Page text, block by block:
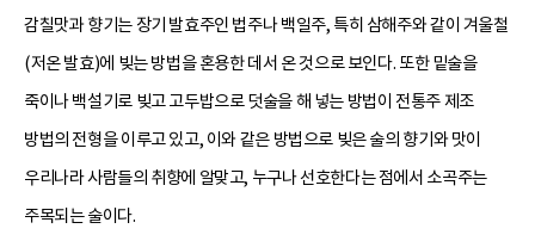
감칠맛과 향기는 장기 발효주인 법주나 백일주, 특히 삼해주와 같이 겨울철
(저온 발효)에 빚는 방법을 혼용한 데서 온 것으로 보인다. 또한 밑술을
죽이나 백설기로 빚고 고두밥으로 덧술을 해 넣는 방법이 전통주 제조
방법의 전형을 이루고 있고, 이와 같은 방법으로 빚은 술의 향기와 맛이
우리나라 사람들의 취향에 알맞고, 누구나 선호한다는 점에서 소곡주는
주목되는 술이다.